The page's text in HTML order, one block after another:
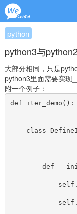
python
python3与
大部分相同，只是
python3里面需要实现
附一个例子：
def iter_demo():
class
def